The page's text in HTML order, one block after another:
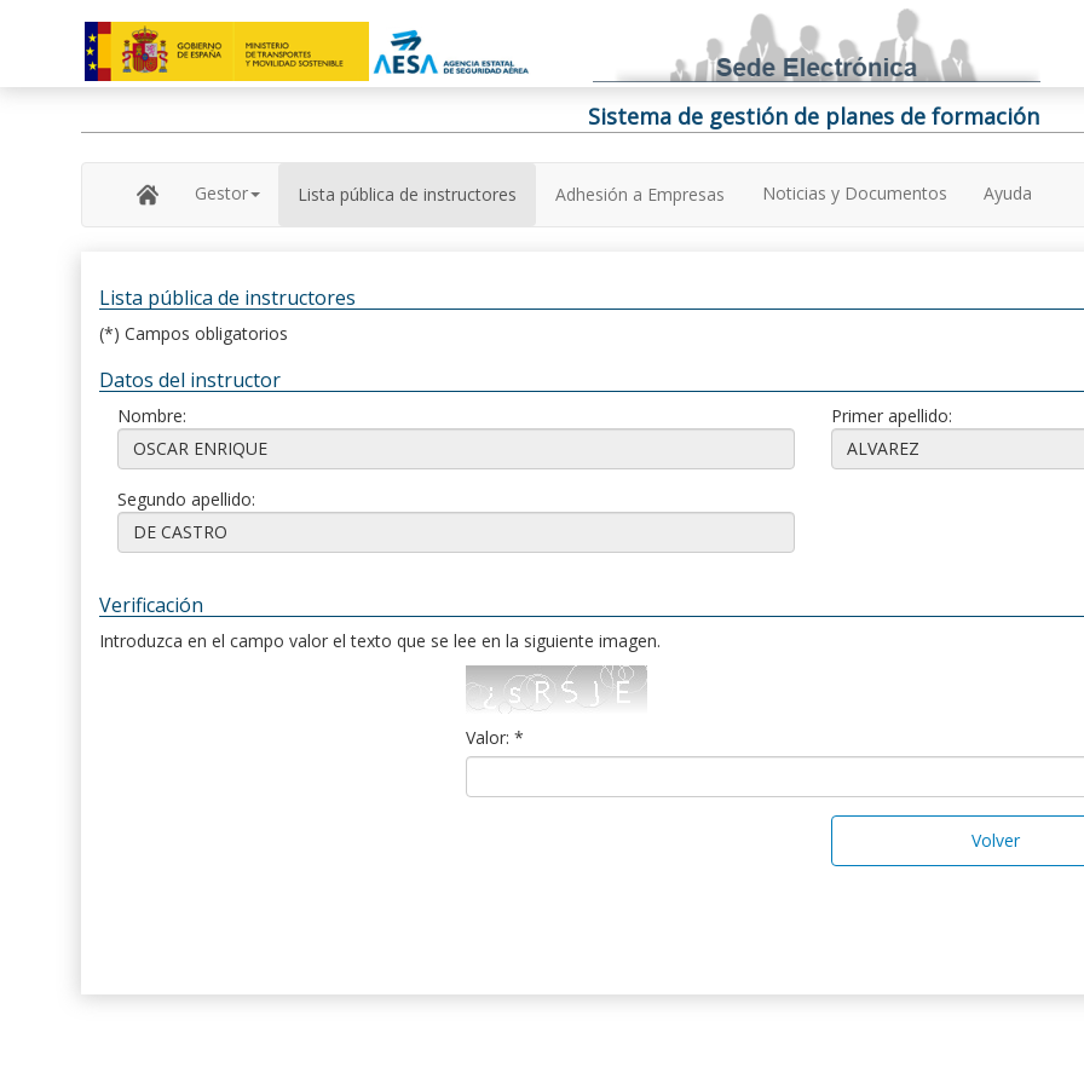
Sistema de gestión de planes de formación
Gestor Lista pública de instructores Adhesión a Empresas Noticias y Documentos Ayuda
Lista pública de instructores
(*) Campos obligatorios
Datos del instructor
Nombre: Primer apellido:
Segundo apellido:
Verificación
Introduzca en el campo valor el texto que se lee en la siguiente imagen.
Valor: *
Volver